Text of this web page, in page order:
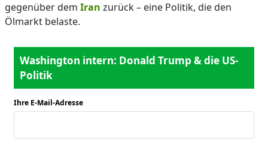
gegenüber dem Iran zurück – eine Politik, die den
Ölmarkt belaste.
Washington intern: Donald Trump & die US-
Politik
Ihre E-Mail-Adresse